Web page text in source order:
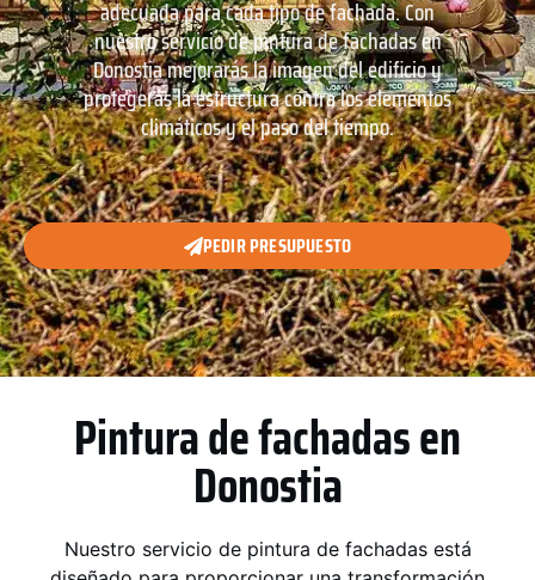
adecuada para cada tipo de fachada. Con
nuestro servicio de pintura de fachadas en
Donostia mejorarás la imagen del edificio y
protegerás la estructura contra los elementos
climáticos y el paso del tiempo.
PEDIR PRESUPUESTO
Pintura de fachadas en
Donostia
Nuestro servicio de pintura de fachadas está